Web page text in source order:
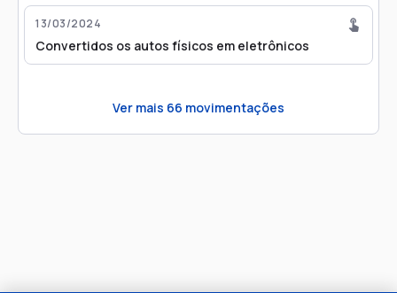
13/03/2024
Convertidos os autos físicos em eletrônicos
Ver mais 66 movimentações